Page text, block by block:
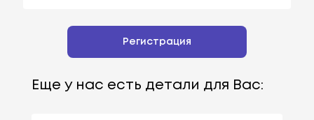
Регистрация
Еще у нас есть детали для Вас: